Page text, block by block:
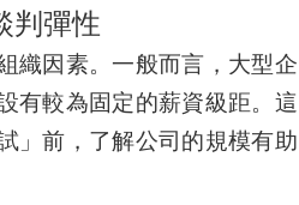
判彈性
織因素。一般而言，大型企
有較為固定的薪資級距。這
」前，了解公司的規模有助